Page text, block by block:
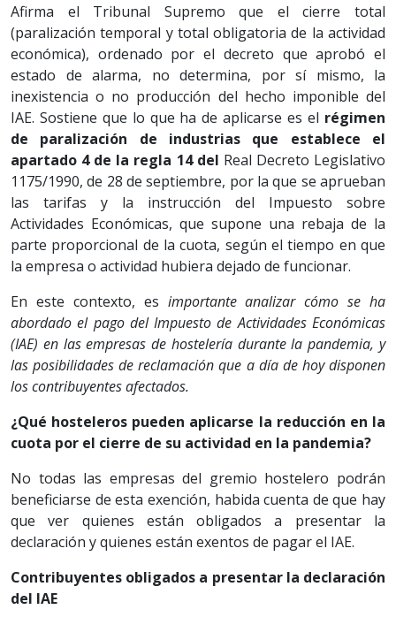
Afirma el Tribunal Supremo que el cierre total
(paralización temporal y total obligatoria de la actividad
económica), ordenado por el decreto que aprobó el
estado de alarma, no determina, por sí mismo, la
inexistencia o no producción del hecho imponible del
IAE. Sostiene que lo que ha de aplicarse es el régimen
de paralización de industrias que establece el
apartado 4 de la regla 14 del Real Decreto Legislativo
1175/1990, de 28 de septiembre, por la que se aprueban
las tarifas y la instrucción del Impuesto sobre
Actividades Económicas, que supone una rebaja de la
parte proporcional de la cuota, según el tiempo en que
la empresa o actividad hubiera dejado de funcionar.
En este contexto, es importante analizar cómo se ha
abordado el pago del Impuesto de Actividades Económicas
(IAE) en las empresas de hostelería durante la pandemia, y
las posibilidades de reclamación que a día de hoy disponen
los contribuyentes afectados.
¿Qué hosteleros pueden aplicarse la reducción en la
cuota por el cierre de su actividad en la pandemia?
No todas las empresas del gremio hostelero podrán
beneficiarse de esta exención, habida cuenta de que hay
que ver quienes están obligados a presentar la
declaración y quienes están exentos de pagar el IAE.
Contribuyentes obligados a presentar la declaración
del IAE